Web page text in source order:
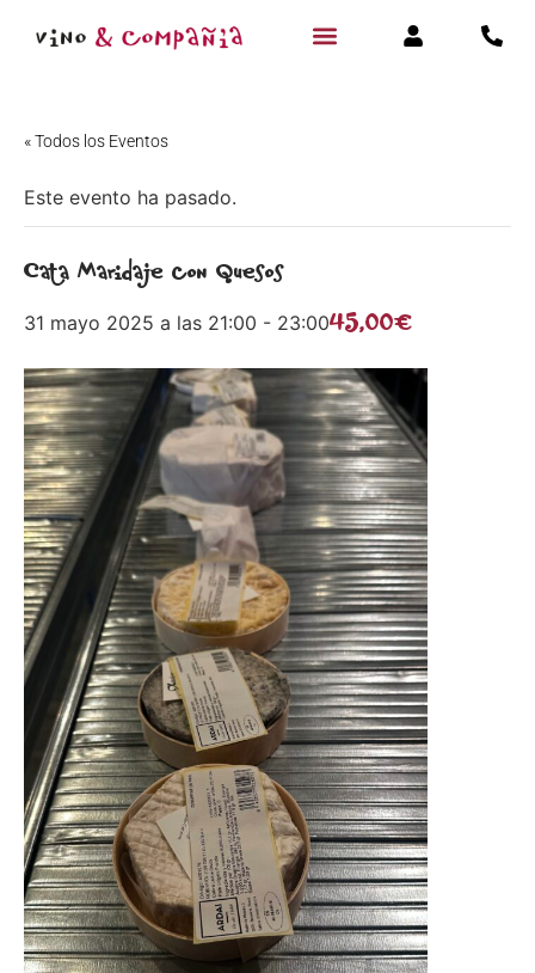
« Todos los Eventos
Este evento ha pasado.
Cata Maridaje con Quesos
31 mayo 2025 a las 21:00 - 23:0045,00€